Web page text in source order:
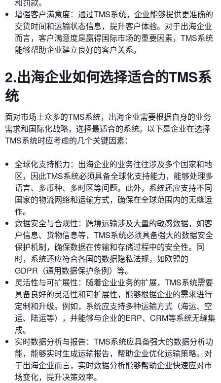
增强客户满意度：通过TMS系统，企业能够提供更准确的
交货时间和运输状态信息，提升客户体验。对于出海企业
而言，客户满意度是赢得国际市场的重要因素，TMS系统
能够帮助企业建立良好的客户关系。
2.出海企业如何选择适合的TMS系
统
面对市场上众多的TMS系统，出海企业需要根据自身的业务
需求和国际化战略，选择最适合的系统。以下是企业在选择
TMS系统时应考虑的几个关键因素：
全球化支持能力：出海企业的业务往往涉及多个国家和地
区，因此TMS系统必须具备全球化支持能力，能够处理多
语言、多币种、多时区等问题。此外，系统还应支持不同
国家的物流网络和运输方式，确保在全球范围内的无缝运
作。
数据安全与合规性：跨境运输涉及大量的敏感数据，如客
户信息、货物信息等，TMS系统必须具备强大的数据安全
保护机制，确保数据在传输和存储过程中的安全性。同
时，系统还应符合各国的数据隐私法规，如欧盟的
GDPR（通用数据保护条例）等。
灵活性与可扩展性：随着企业业务的扩展，TMS系统需要
具备良好的灵活性和可扩展性，能够根据企业的需求进行
定制和升级。例如，系统应支持多种运输方式（海运、空
运、陆运等），并能够与企业的ERP、CRM等系统无缝集
成。
实时数据分析与报告：TMS系统应具备强大的数据分析功
能，能够实时生成运输报告，帮助企业优化运输策略。对
于出海企业而言，实时数据分析能够帮助企业快速应对市
场变化，提升决策效率。